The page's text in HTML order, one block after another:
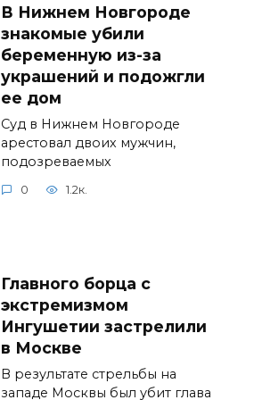
В Нижнем Новгороде
знакомые убили
беременную из-за
украшений и подожгли
ее дом
Суд в Нижнем Новгороде
арестовал двоих мужчин,
подозреваемых
0 1.2к.
Главного борца с
экстремизмом
Ингушетии застрелили
в Москве
В результате стрельбы на
западе Москвы был убит глава